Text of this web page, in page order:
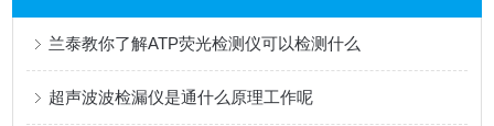
兰泰教你了解ATP荧光检测仪可以检测什么
超声波波检漏仪是通什么原理工作呢